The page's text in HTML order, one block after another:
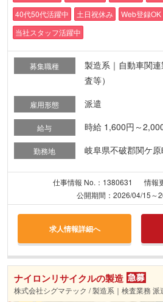
40代50代活躍中
土日祝休み Web登録OK
当社スタッフ活躍中
募集職種
製造系｜自動車関
査等）
雇用形態 派遣
給与 時給 1,600円～
勤務地 岐阜県不破郡関ケ原
仕事情報 No.：1380631
情報
公開期間：2026/04/15～
求人情報詳細へ
ナイロンリサイクルの製造
株式会社シグマテック / 製造系｜検査業務 派